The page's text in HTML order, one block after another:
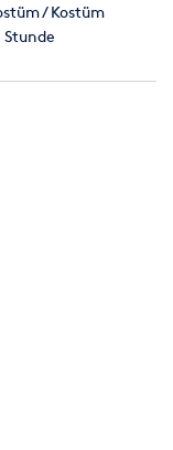
/ Kostüm
Stunde